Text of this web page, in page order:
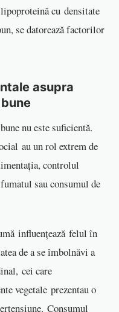
cu densitate
se datorează factorilor
asupra
nu este suficientă.
au un rol extrem de
controlul
sau consumul de
influențează felul în
de a se îmbolnăvi a
cei care
vegetale prezentau o
Consumul